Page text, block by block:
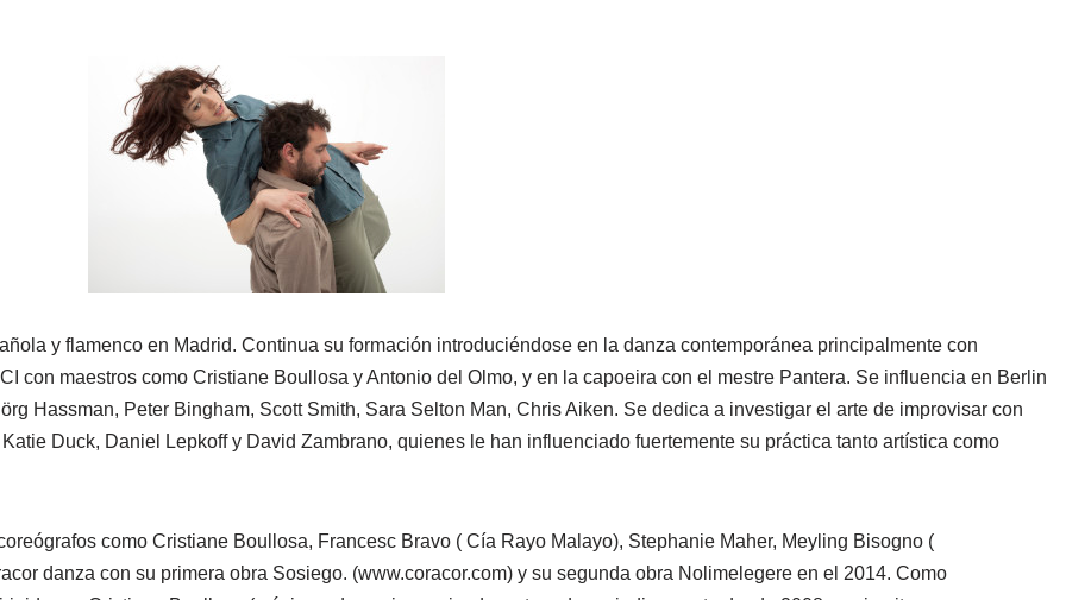
y flamenco en Madrid. Continua su formación introduciéndose en la danza contemporánea principalmente con
con maestros como Cristiane Boullosa y Antonio del Olmo, y en la capoeira con el mestre Pantera. Se influencia en Berlin
Hassman, Peter Bingham, Scott Smith, Sara Selton Man, Chris Aiken. Se dedica a investigar el arte de improvisar con
Duck, Daniel Lepkoff y David Zambrano, quienes le han influenciado fuertemente su práctica tanto artística como
como Cristiane Boullosa, Francesc Bravo ( Cía Rayo Malayo), Stephanie Maher, Meyling Bisogno (
danza con su primera obra Sosiego. (www.coracor.com) y su segunda obra Nolimelegere en el 2014. Como